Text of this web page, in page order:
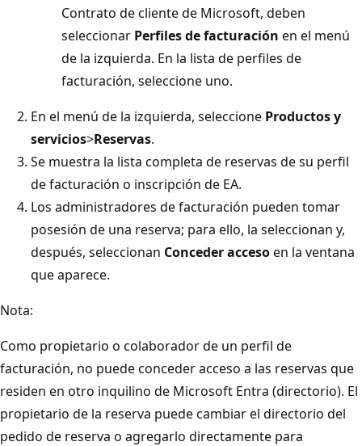
Contrato de cliente de Microsoft, deben
seleccionar Perfiles de facturación en el menú
de la izquierda. En la lista de perfiles de
facturación, seleccione uno.
En el menú de la izquierda, seleccione Productos y
servicios>Reservas.
Se muestra la lista completa de reservas de su perfil
de facturación o inscripción de EA.
Los administradores de facturación pueden tomar
posesión de una reserva; para ello, la seleccionan y,
después, seleccionan Conceder accesoen la ventana
que aparece.
Nota:
Como propietario o colaborador de un perfil de
facturación, no puede conceder acceso a las reservas que
residen en otro inquilino de Microsoft Entra (directorio). El
propietario de la reserva puede cambiar el directorio del
pedido de reserva o agregarlo directamente para